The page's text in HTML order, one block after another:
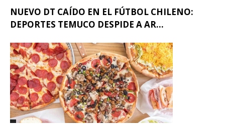
NUEVO DT CAÍDO EN EL FÚTBOL CHILENO:
DEPORTES TEMUCO DESPIDE A AR...